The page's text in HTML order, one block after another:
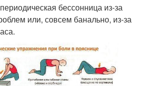
бессонница из-за
или, совсем банально, из-за